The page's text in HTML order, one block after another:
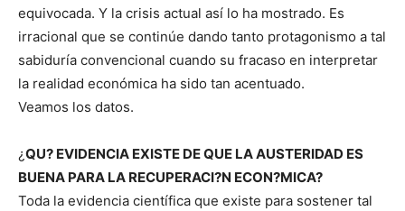
equivocada. Y la crisis actual así lo ha mostrado. Es
irracional que se continúe dando tanto protagonismo a tal
sabiduría convencional cuando su fracaso en interpretar
la realidad económica ha sido tan acentuado.
Veamos los datos.
¿QU? EVIDENCIA EXISTE DE QUE LA AUSTERIDAD ES
BUENA PARA LA RECUPERACI?N ECON?MICA?
Toda la evidencia científica que existe para sostener tal